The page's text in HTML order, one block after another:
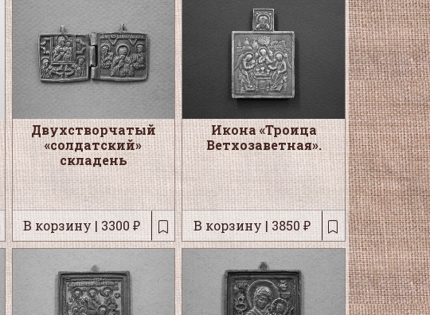
Двухстворчатый
«солдатский»
складень
В корзину | 3300 ₽
Икона «Троица
Ветхозаветная».
В корзину | 3850 ₽